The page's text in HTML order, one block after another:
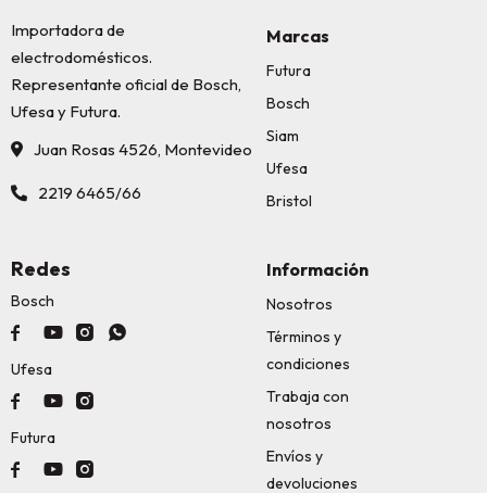
Importadora de
electrodomésticos.
Representante oficial de Bosch,
Ufesa y Futura.
Juan Rosas 4526, Montevideo
2219 6465/66
Marcas
Futura
Bosch
Siam
Ufesa
Bristol
Información
Nosotros
Términos y
condiciones
Trabaja con
nosotros
Envíos y
devoluciones
Redes
Bosch
   
Ufesa
  
Futura
  